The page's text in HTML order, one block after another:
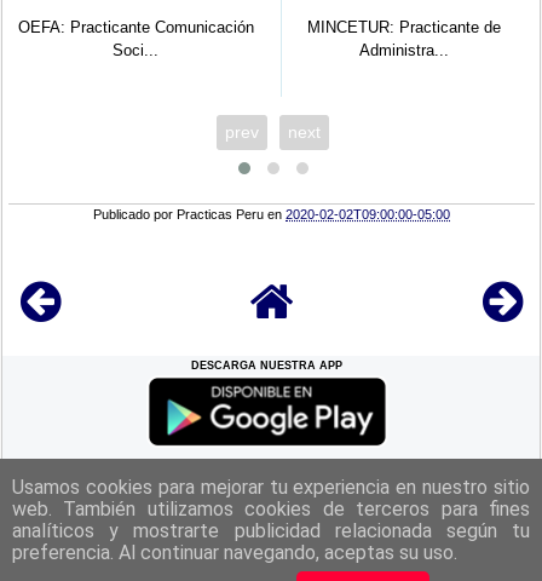
MINCETUR: Practicante de
SUNARP
Practicante Área
prev next
Publicado porPracticas Peru en2020-02-02T09:00:00-05:00
DESCARGA NUESTRA APP
REGRESAR A LACIMA
|Politica de Privacidad|Aviso Legal| Términos y Condiciones
|
Contacto|
Usamos cookies para mejorar tu experiencia en nuestro sitio
web. También utilizamos cookies de terceros para fines
analíticos y mostrarte publicidad relacionada según tu
preferencia. Al continuar navegando, aceptas su uso.